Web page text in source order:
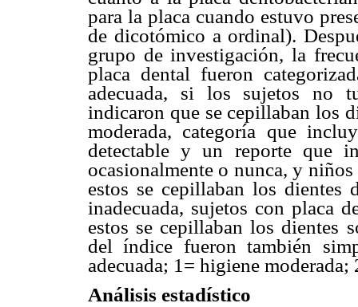
para la placa cuando estuvo
de dicotómico a ordinal).
grupo de investigación, la
placa dental fueron
adecuada, si los sujetos no
indicaron que se cepillaban los
moderada, categoría que
detectable y un reporte que
ocasionalmente o nunca, y
estos se cepillaban los
inadecuada, sujetos con placa
estos se cepillaban los dientes
del índice fueron también
adecuada; 1= higiene
Análisis estadístico